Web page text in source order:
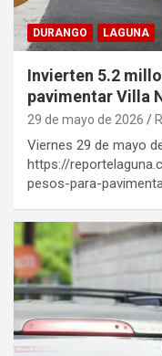
DURANGO LAGUNA
Invierten 5.2
pavimentar Villa
29 de mayo de 2026
Viernes 29 de mayo
https://
pesos-para-